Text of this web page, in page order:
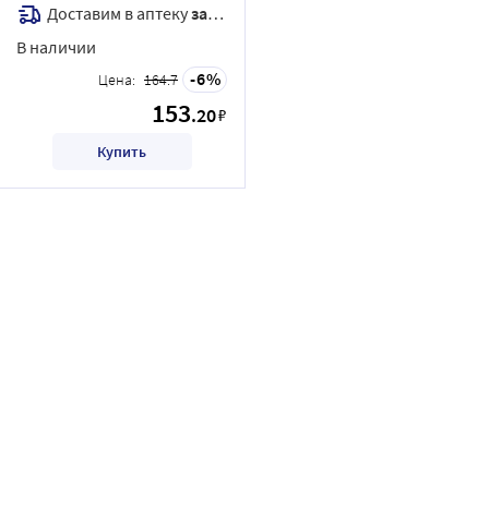
Доставим в аптекузавтра
В наличии
Цена: 164.7 6
153.20₽
Купить